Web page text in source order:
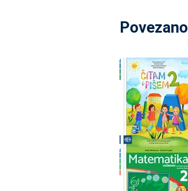
Povezano